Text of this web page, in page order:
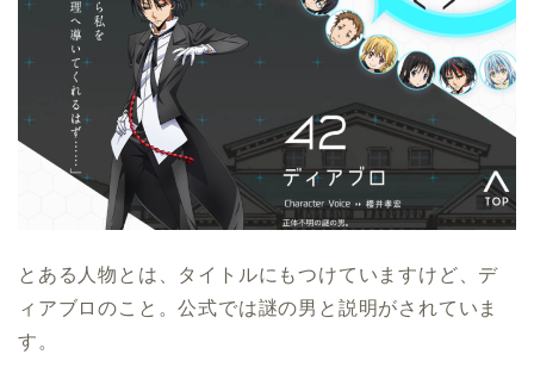
とある人物とは、タイトルにもつけていますけど、デ
ィアブロのこと。公式では謎の男と説明がされていま
す。